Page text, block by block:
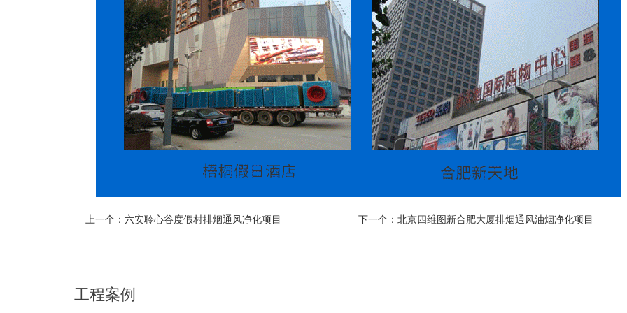
上一个： 六安聆心谷度假村排烟通风净化项目 下一个： 北京四维图新合肥大厦排烟通风油烟净化项目
工程案例